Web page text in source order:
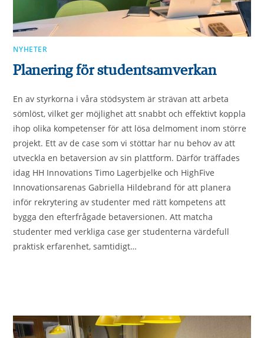
NYHETER
Planering för studentsamverkan
En av styrkorna i våra stödsystem är strävan att arbeta
sömlöst, vilket ger möjlighet att snabbt och effektivt koppla
ihop olika kompetenser för att lösa delmoment inom större
projekt. Ett av de case som vi stöttar har nu behov av att
utveckla en betaversion av sin plattform. Därför träffades
idag HH Innovations Timo Lagerbjelke och HighFive
Innovationsarenas Gabriella Hildebrand för att planera
inför rekrytering av studenter med rätt kompetens att
bygga den efterfrågade betaversionen. Att matcha
studenter med verkliga case ger studenterna värdefull
praktisk erfarenhet, samtidigt…